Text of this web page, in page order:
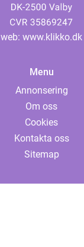
web: www.klikko.dk
Menu
Annonsering
Om oss
Cookies
Kontakta oss
Sitemap